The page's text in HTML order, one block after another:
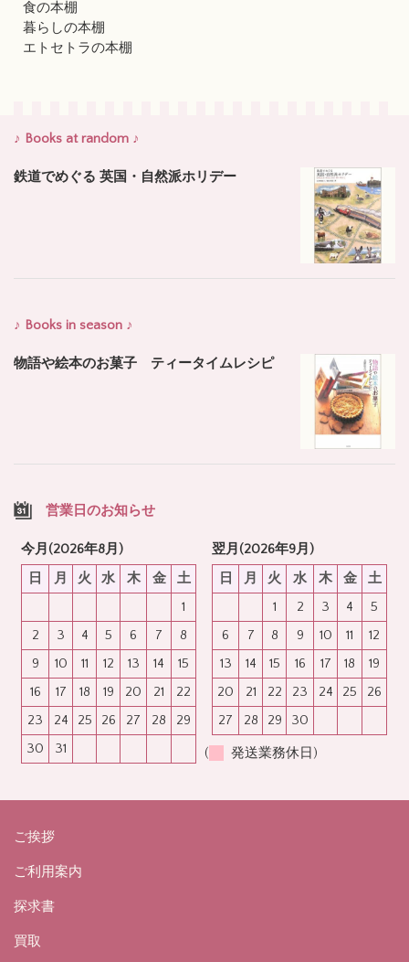
食の本棚
暮らしの本棚
エトセトラの本棚
♪ Books at random ♪
鉄道でめぐる 英国・自然派ホリデー
♪ Books in season ♪
物語や絵本のお菓子 ティータイムレシピ
営業日のお知らせ
今月(2026年8月)
日
月 火 水 木 金
土
1
2
3 4 5 6 7
8
9
10 11 12 13 14
15
16
17 18 19 20 21
22
23
24 25 26 27 28
29
30
31
翌月(2026年9月)
日
月 火 水 木 金
土
1
2 3 4
5
6
7 8 9 10 11
12
13
14 15 16 17 18
19
20
21 22 23 24 25
26
27
28 29 30
( 発送業務休日)
ご挨拶
ご利用案内
探求書
買取